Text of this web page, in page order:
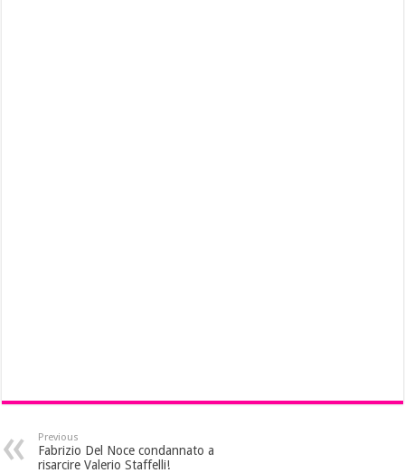
Previous
Fabrizio Del Noce condannato a
risarcire Valerio Staffelli!